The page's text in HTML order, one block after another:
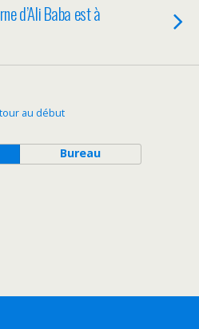
d’Ali Baba est à
au début
Bureau